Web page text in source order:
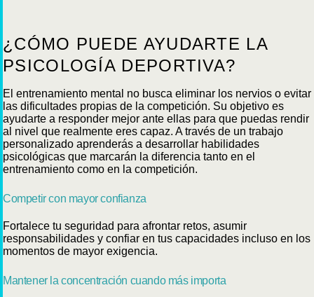
¿CÓMO PUEDE AYUDARTE LA
PSICOLOGÍA DEPORTIVA?
El entrenamiento mental no busca eliminar los nervios o evitar
las dificultades propias de la competición. Su objetivo es
ayudarte a responder mejor ante ellas para que puedas rendir
al nivel que realmente eres capaz. A través de un trabajo
personalizado aprenderás a desarrollar habilidades
psicológicas que marcarán la diferencia tanto en el
entrenamiento como en la competición.
Competir con mayor confianza
Fortalece tu seguridad para afrontar retos, asumir
responsabilidades y confiar en tus capacidades incluso en los
momentos de mayor exigencia.
Mantener la concentración cuando más importa